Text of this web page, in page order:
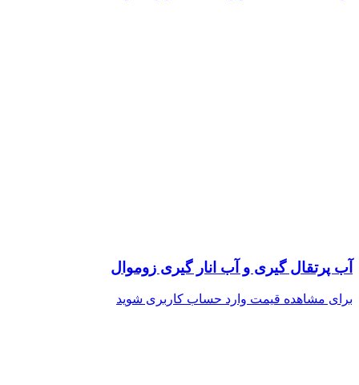
آب پرتقال گیری و آب انار گیری زوموال
برای مشاهده قیمت وارد حساب کاربری شوید